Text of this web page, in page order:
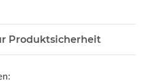
Produktsicherheit